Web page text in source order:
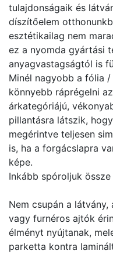
tulajdonságaik és
díszítőelem
esztétikailag nem
ez a nyomda gyártási
anyagvastagságtól is
Minél nagyobb a fólia /
könnyebb ráprégelni
árkategóriájú,
pillantásra látszik,
megérintve teljesen
is, ha a forgácslapra
képe.
Inkább spóroljuk össze
Nem csupán a
vagy furnéros ajtók
élményt nyújtanak,
parketta kontra